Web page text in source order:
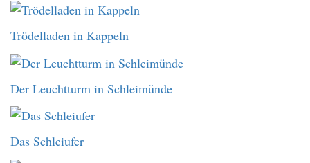
Trödelladen in Kappeln
Der Leuchtturm in Schleimünde
Das Schleiufer